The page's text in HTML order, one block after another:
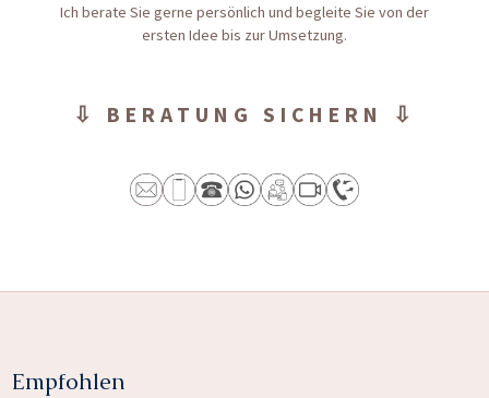
Ich berate Sie gerne persönlich und begleite Sie von der
ersten Idee bis zur Umsetzung.
⇩ BERATUNG SICHERN ⇩
Empfohlen